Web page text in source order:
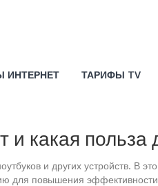
ИНТЕРНЕТ ТАРИФЫ TV
какая польза
и других устройств. В
для повышения